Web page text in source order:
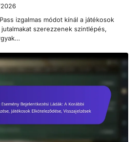
izgalmas módot kínál a játékosok
szerezzenek szintlépés,